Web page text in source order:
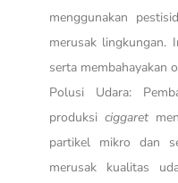
menggunakan
merusak lingkungan.
serta membahayakan
Polusi Udara:
produksi ciggaret
partikel mikro dan
merusak kualitas